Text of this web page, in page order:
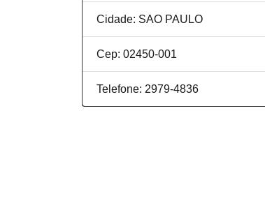
Cidade: SAO PAULO
Cep: 02450-001
Telefone: 2979-4836